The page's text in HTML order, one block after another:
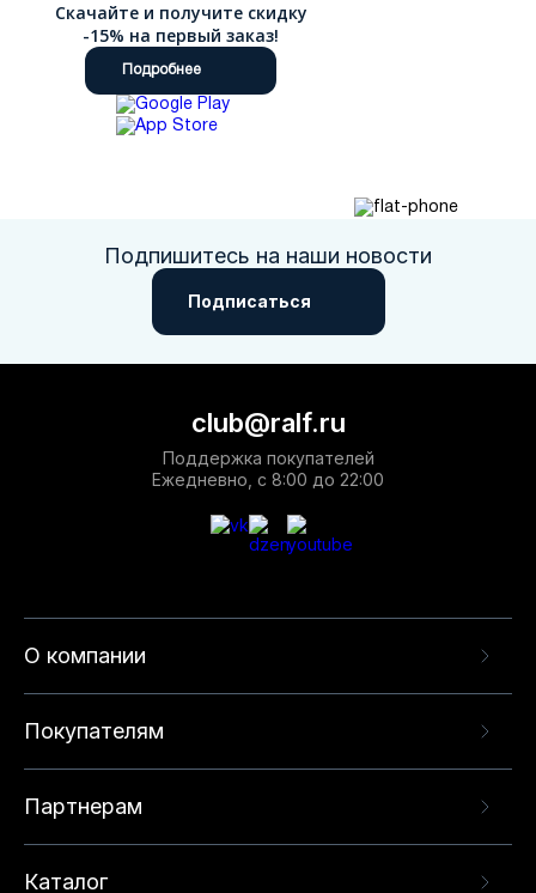
Скачайте и получите скидку
-15% на первый заказ!
Подробнее
Подпишитесь на наши новости
Подписаться
О компании
Покупателям
Партнерам
Каталог
club@ralf.ru
Поддержка покупателей
Ежедневно, с 8:00 до 22:00